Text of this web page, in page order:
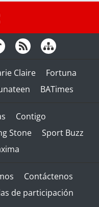
Claire
Fortuna
BATimes
Contigo
Stone
Sport Buzz
Contáctenos
de participación